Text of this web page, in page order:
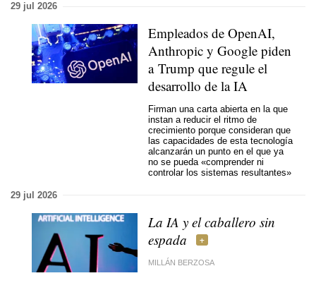
29 jul 2026
Empleados de OpenAI,
Anthropic y Google piden
a Trump que regule el
desarrollo de la IA
Firman una carta abierta en la que
instan a reducir el ritmo de
crecimiento porque consideran que
las capacidades de esta tecnología
alcanzarán un punto en el que ya
no se pueda «comprender ni
controlar los sistemas resultantes»
29 jul 2026
La IA y el caballero sin
espada
MILLÁN BERZOSA